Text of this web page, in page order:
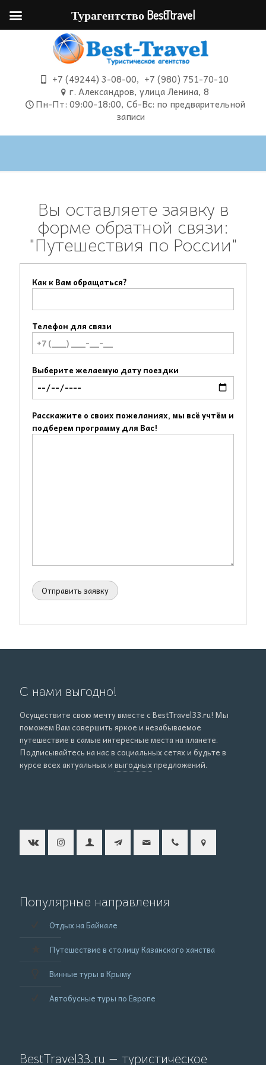
+7 (49244) 3-08-00, +7 (980) 751-70-10
г. Александров, улица Ленина, 8
Пн-Пт: 09:00-18:00, Сб-Вс: по предварительной
записи
Вы оставляете заявку в
форме обратной связи:
"Путешествия по России"
Как к Вам обращаться?
Телефон для связи
Выберите желаемую дату поездки
Расскажите о своих пожеланиях, мы всё учтём и
подберем программу для Вас!
С нами выгодно!
Осуществите свою мечту вместе с BestTravel33.ru! Мы
поможем Вам совершить яркое и незабываемое
путешествие в самые интересные места на планете.
Подписывайтесь на нас в социальных сетях и будьте в
курсе всех актуальных ивыгодныхпредложений.
Популярные направления
Отдых на Байкале
Путешествие в столицу Казанского ханства
Винные туры в Крыму
Автобусные туры по Европе
BestTravel33.ru — туристическое
Турагентство BestTtravel